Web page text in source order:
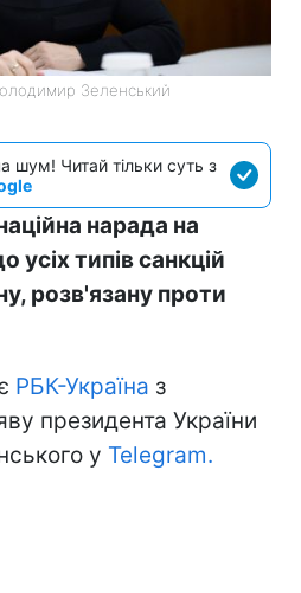
Зеленський
шум! Читай тільки суть з
нарада на
типів санкцій
розв'язану проти
РБК-Україна з
президента України
у Telegram.